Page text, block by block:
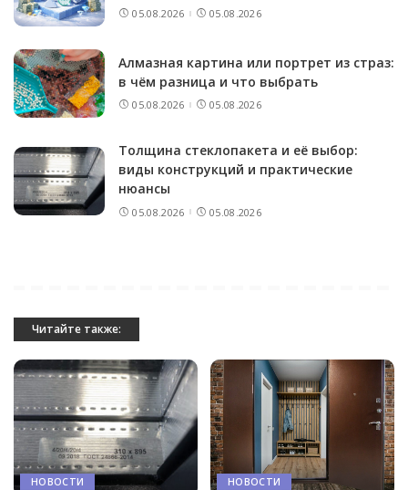
05.08.2026 05.08.2026
Алмазная картина или портрет из страз:
в чём разница и что выбрать
05.08.2026 05.08.2026
Толщина стеклопакета и её выбор:
виды конструкций и практические
нюансы
05.08.2026 05.08.2026
Читайте также:
НОВОСТИ НОВОСТИ